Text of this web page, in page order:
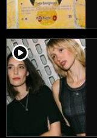
player2